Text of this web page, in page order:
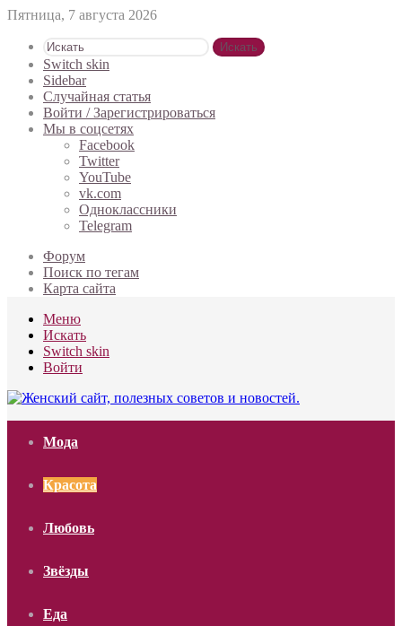
Пятница, 7 августа 2026
Искать
Switch skin
Sidebar
Случайная статья
Войти / Зарегистрироваться
Мы в соцсетях
Facebook
Twitter
YouTube
vk.com
Одноклассники
Telegram
Форум
Поиск по тегам
Карта сайта
Меню
Искать
Switch skin
Войти
Мода
Красота
Любовь
Звёзды
Еда